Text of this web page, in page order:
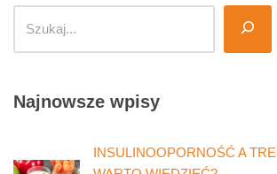
Najnowsze wpisy
INSULINOOPORNOŚĆ A